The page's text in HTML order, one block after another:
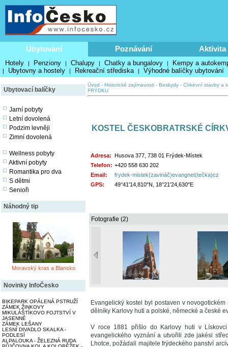
Ubytování Poznávání Aktivita
Hotely | Penziony | Chalupy | Chatky a bungalovy | Kempy a
| Ubytovny a hostely | Rekreační střediska | Výhodné balíčky ubytování
Ubytovací balíčky
Jarní pobyty
Letní dovolená
Podzim levněji
Zimní dovolená
Wellness pobyty
Aktivní pobyty
Romantika pro dva
S dětmi
Senioři
Náhodný tip
Moravský kras a Blansko
Novinky InfoČesko
BIKEPARK OPÁLENÁ PSTRUŽÍ
ZÁMEK ŽINKOVY
MIKULÁŠTÍKOVO FOJTSTVÍ V
JASENNÉ
ZÁMEK LEŠANY
LESNÍ DIVADLO SKALKA -
PODLESÍ
ALPALOUKA - ŽELEZNÁ RUDA
Úvod - Historické zajímavosti - Beskydy - Církevní stavby a
FRÝDKU
KOSTEL ČESKOBRATRSKÉ
Adresa: Husova 377, 738 01 Frýdek-Místek
Telefon: +420 558 630 202
Email:
frydek-mistek(zavináč)evangnet(tečka)cz
GPS:
49°41'14,810"N, 18°21'24,630"E
Fotografie (2)
Evangelický kostel byl postaven v
dělníky Karlovy huti a polské, německé a české
V roce 1881 přišlo do Karlovy huti v
evangelického vyznání a utvořili zde jakési
Lhotce, požádali majitele frýdeckého panství